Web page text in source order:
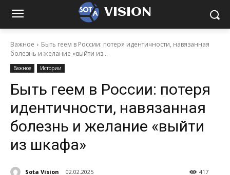
VISION
Важное
Быть геем в России: потеря идентичности, навязанная
болезнь и желание «выйти из...
Важное Истории
Быть геем в России: потеря
идентичности, навязанная
болезнь и желание «выйти
из шкафа»
Sota Vision 02.02.2025 417